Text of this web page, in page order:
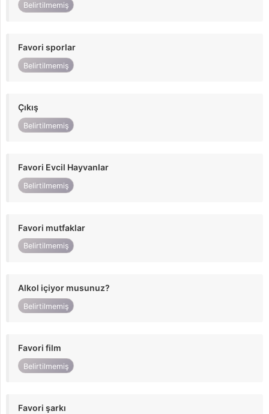
Belirtilmemiş
Favori sporlar
Belirtilmemiş
Çıkış
Belirtilmemiş
Favori Evcil Hayvanlar
Belirtilmemiş
Favori mutfaklar
Belirtilmemiş
Alkol içiyor musunuz?
Belirtilmemiş
Favori film
Belirtilmemiş
Favori şarkı